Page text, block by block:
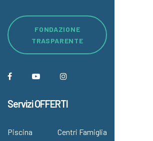
FONDAZIONE
TRASPARENTE
Servizi OFFERTI
Piscina
Centri Famiglia